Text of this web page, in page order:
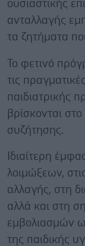
ουσιαστικής
ανταλλαγής
τα ζητήματα
Το φετινό
τις
παιδιατρικής
βρίσκονται
συζήτησης.
Ιδιαίτερη
λοιμώξεων,
αλλαγής, στη
αλλά και στη
εμβολιασμών
της παιδικής